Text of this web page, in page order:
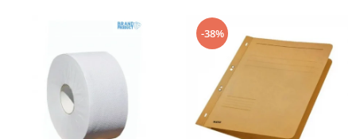
dispensere
Articole pentru rufe, casa,
geamuri, mobila
Articole pentru birou, suprafete,
-38%